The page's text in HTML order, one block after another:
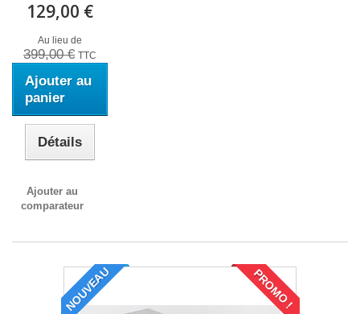
129,00 €
Au lieu de
399,00 € TTC
Ajouter au
panier
Détails
Ajouter au
comparateur
NOUVEAU PROMO !